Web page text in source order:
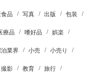
品 写真 出版 包装
療品 嗜好品 娯楽
業界 小売 小売り
撮影 教育 旅行